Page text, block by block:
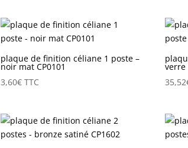
plaque de finition céliane 1 poste –
noir mat CP0101
3,60€ TTC
verre
35,52